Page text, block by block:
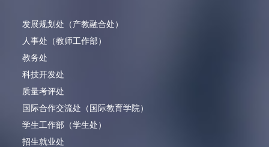
发展规划处（产教融合处）
人事处（教师工作部）
教务处
科技开发处
质量考评处
国际合作交流处（国际教育学院）
学生工作部（学生处）
招生就业处